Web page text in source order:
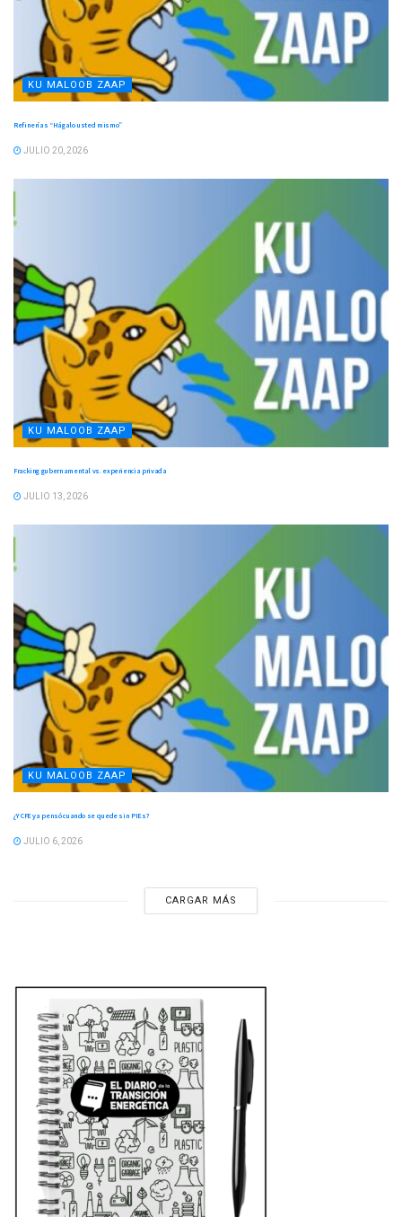
KU MALOOB ZAAP
Refinerías “Hágalo usted mismo”
JULIO 20, 2026
KU MALOOB ZAAP
Fracking gubernamental vs. experiencia privada
JULIO 13, 2026
KU MALOOB ZAAP
¿Y CFE ya pensó cuando se quede sin PIEs?
JULIO 6, 2026
CARGAR MÁS